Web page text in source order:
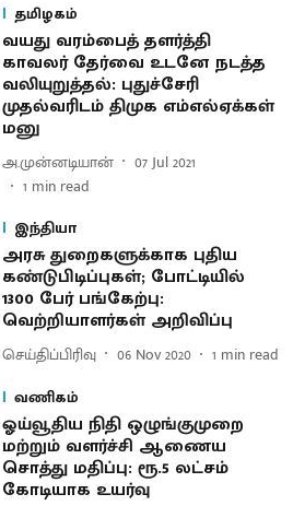
தமிழகம்
வயது வரம்பைத் தளர்த்தி
காவலர் தேர்வை உடனே நடத்த
வலியுறுத்தல்: புதுச்சேரி
முதல்வரிடம் திமுக எம்எல்ஏக்கள்
மனு
அ.முன்னடியான்
07 Jul 2021
1 min read
இந்தியா
அரசு துறைகளுக்காக புதிய
கண்டுபிடிப்புகள்; போட்டியில்
1300 பேர் பங்கேற்பு:
வெற்றியாளர்கள் அறிவிப்பு
செய்திப்பிரிவு 06 Nov 2020 1 min read
வணிகம்
ஓய்வூதிய நிதி ஒழுங்குமுறை
மற்றும் வளர்ச்சி ஆணைய
சொத்து மதிப்பு: ரூ.5 லட்சம்
கோடியாக உயர்வு